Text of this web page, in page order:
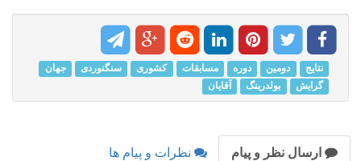
نتایج دومین دوره مسابقات کشوری سنگنوردی
جهان
گرایش
بولدرینگ آقایان
ارسال نظر و پیام نظرات و پیام ها